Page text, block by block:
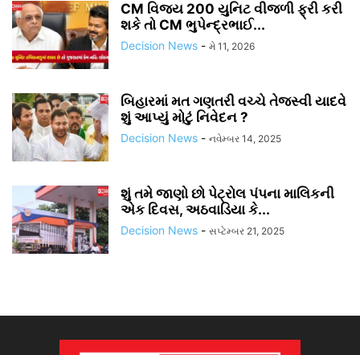
CM વિજય 200 યુનિટ વીજળી ફ્રી કરી
શકે તો CM ભુપેન્દ્રભાઈ...
Decision News - મે 11, 2026
બિહારમાં મત ગણતરી વચ્ચે તેજસ્વી યાદવે
શું આપ્યું મોટું નિવેદન ?
Decision News - નવેમ્બર 14, 2025
શું તમે જાણો છો પેટ્રોલ પંપના માલિકની
એક દિવસ, અઠવાડિયા કે...
Decision News - સપ્ટેમ્બર 21, 2025